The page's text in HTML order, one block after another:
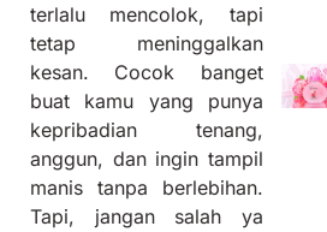
terlalu mencolok, tapi
tetap meninggalkan
kesan. Cocok banget
buat kamu yang punya
kepribadian tenang,
anggun, dan ingin tampil
manis tanpa berlebihan.
Tapi, jangan salah ya